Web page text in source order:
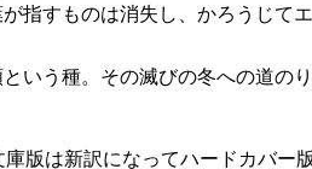
指すものは消失し、かろうじて
いう種。その滅びの冬への道の
版は新訳になってハードカバー